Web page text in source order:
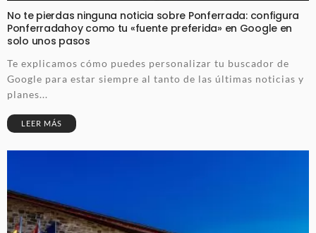
No te pierdas ninguna noticia sobre Ponferrada: configura
Ponferradahoy como tu «fuente preferida» en Google en
solo unos pasos
Te explicamos cómo puedes personalizar tu buscador de
Google para estar siempre al tanto de las últimas noticias y
planes...
LEER MÁS